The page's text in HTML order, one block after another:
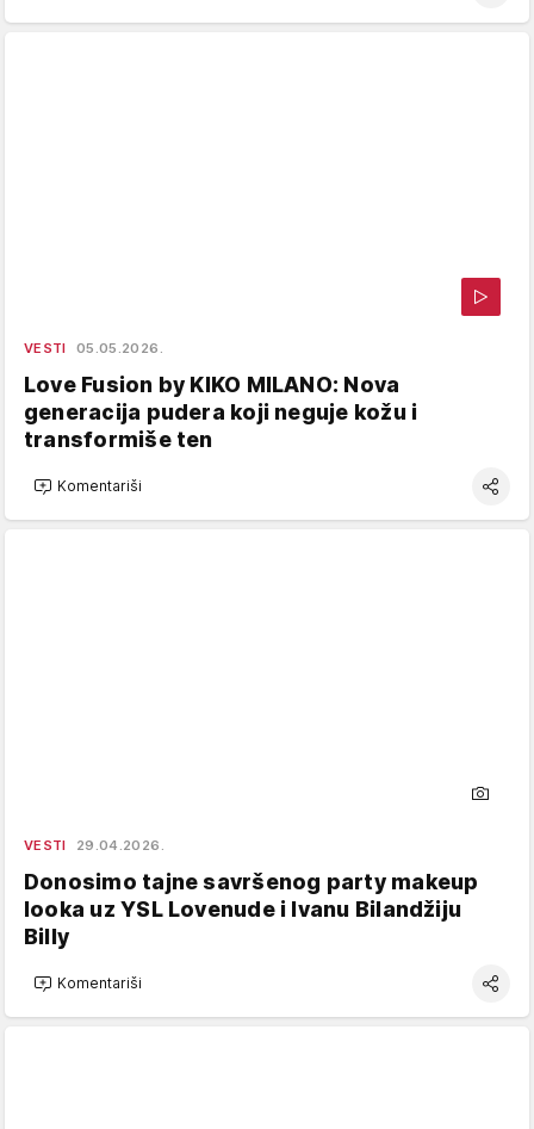
VESTI 05.05.2026.
Love Fusion by KIKO MILANO: Nova
generacija pudera koji neguje kožu i
transformiše ten
Komentariši
VESTI 29.04.2026.
Donosimo tajne savršenog party makeup
looka uz YSL Lovenude i Ivanu Bilandžiju
Billy
Komentariši